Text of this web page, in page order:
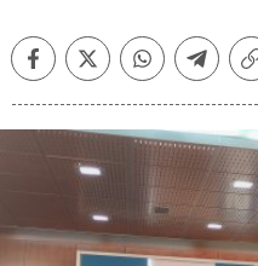
FacebookTwitterWhatsapp